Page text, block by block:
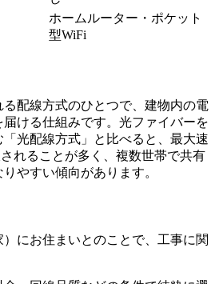
ホームルーター・ポケット
型WiFi
配線方式のひとつで、建物内の電
ける仕組みです。光ファイバーを
光配線方式」と比べると、最大速
れることが多く、複数世帯で共有
やすい傾向があります。
にお住まいとのことで、工事に関